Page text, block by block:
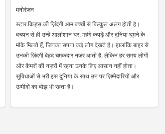
मनोरंजन
स्टार किड्स की ज़िंदगी आम बच्चों से बिल्कुल अलग होती है।
बचपन से ही उन्हें आलीशान घर, महंगे कपड़े और दुनिया घूमने के
मौके मिलते हैं, जिनका सपना कई लोग देखते हैं। हालांकि बाहर से
उनकी ज़िंदगी बेहद चमकदार नज़र आती है, लेकिन हर समय लोगों
और कैमरों की नज़रों में रहना उनके लिए आसान नहीं होता।
सुविधाओं से भरी इस दुनिया के साथ उन पर ज़िम्मेदारियों और
उम्मीदों का बोझ भी रहता है।